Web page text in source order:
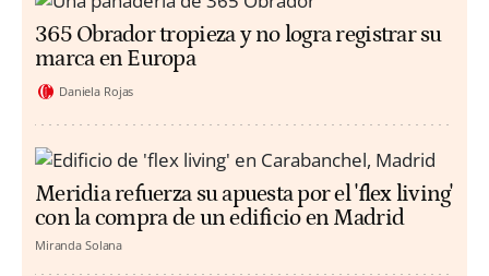
365 Obrador tropieza y no logra registrar su
marca en Europa
Daniela Rojas
Meridia refuerza su apuesta por el 'flex living'
con la compra de un edificio en Madrid
Miranda Solana